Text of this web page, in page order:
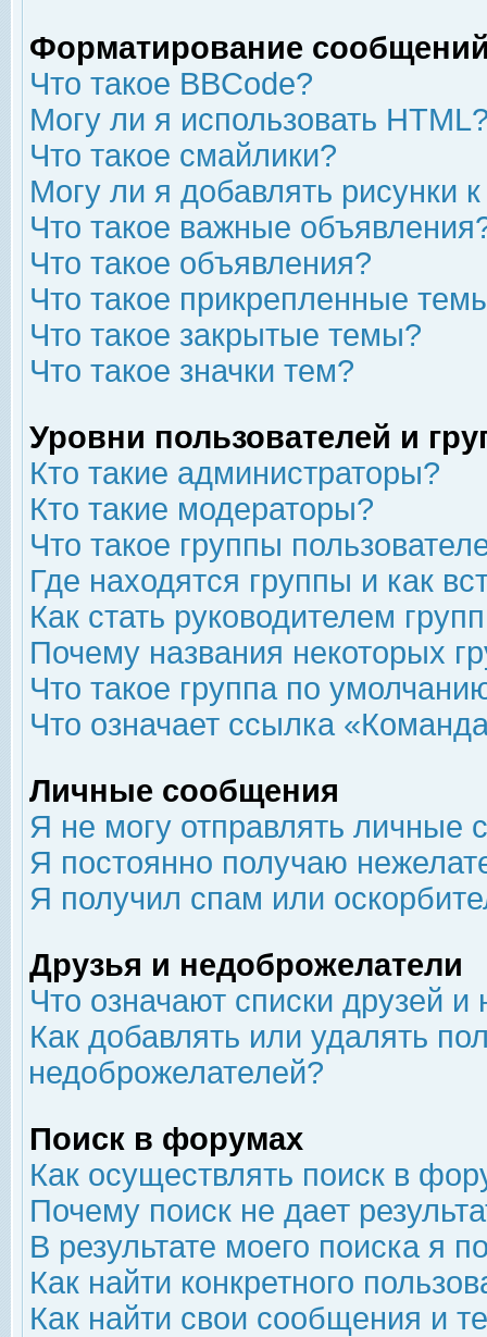
Форматирование
Что такое BBCode?
Могу ли я использовать
Что такое смайлики?
Могу ли я добавлять рисунки
Что такое важные
Что такое объявления?
Что такое прикрепленные
Что такое закрытые темы?
Что такое значки тем?
Уровни пользователей и
Кто такие администраторы?
Кто такие модераторы?
Что такое группы
Где находятся группы и как
Как стать руководителем
Почему названия некоторых
Что такое группа по
Что означает ссылка
Личные сообщения
Я не могу отправлять личные
Я постоянно получаю
Я получил спам или
Друзья и недоброжелатели
Что означают списки друзей
Как добавлять или удалять
недоброжелателей?
Поиск в форумах
Как осуществлять поиск в
Почему поиск не дает
В результате моего поиска я
Как найти конкретного
Как найти свои сообщения и